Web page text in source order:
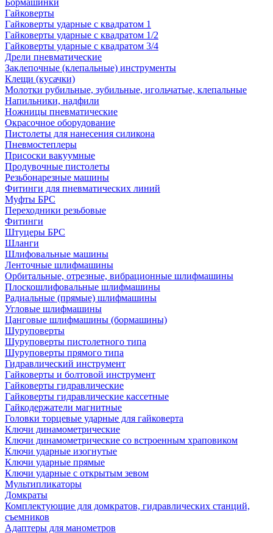
Бормашинки
Гайковерты
Гайковерты ударные с квадратом 1
Гайковерты ударные с квадратом 1/2
Гайковерты ударные с квадратом 3/4
Дрели пневматические
Заклепочные (клепальные) инструменты
Клещи (кусачки)
Молотки рубильные, зубильные, игольчатые, клепальные
Напильники, надфили
Ножницы пневматические
Окрасочное оборудование
Пистолеты для нанесения силикона
Пневмостеплеры
Присоски вакуумные
Продувочные пистолеты
Резьбонарезные машины
Фитинги для пневматических линий
Муфты БРС
Переходники резьбовые
Фитинги
Штуцеры БРС
Шланги
Шлифовальные машины
Ленточные шлифмашины
Орбитальные, отрезные, вибрационные шлифмашины
Плоскошлифовальные шлифмашины
Радиальные (прямые) шлифмашины
Угловые шлифмашины
Цанговые шлифмашины (бормашины)
Шуруповерты
Шуруповерты пистолетного типа
Шуруповерты прямого типа
Гидравлический инструмент
Гайковерты и болтовой инструмент
Гайковерты гидравлические
Гайковерты гидравлические кассетные
Гайкодержатели магнитные
Головки торцевые ударные для гайковерта
Ключи динамометрические
Ключи динамометрические со встроенным храповиком
Ключи ударные изогнутые
Ключи ударные прямые
Ключи ударные с открытым зевом
Мультипликаторы
Домкраты
Комплектующие для домкратов, гидравлических станций,
съемников
Адаптеры для манометров